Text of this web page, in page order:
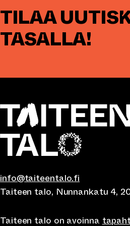
TILAA
TASALLA!
info@taiteentalo.fi
Taiteen talo, Nunnankatu 4,
Taiteen talo on avoinna